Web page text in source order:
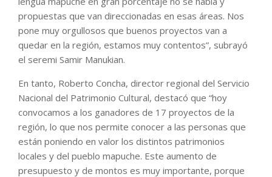
propuestas que van direccionadas en esas áreas. Nos
pone muy orgullosos que buenos proyectos van a
quedar en la región, estamos muy contentos”, subrayó
el seremi Samir Manukian.
En tanto, Roberto Concha, director regional del Servicio
Nacional del Patrimonio Cultural, destacó que “hoy
convocamos a los ganadores de 17 proyectos de la
región, lo que nos permite conocer a las personas que
están poniendo en valor los distintos patrimonios
locales y del pueblo mapuche. Este aumento de
presupuesto y de montos es muy importante, porque